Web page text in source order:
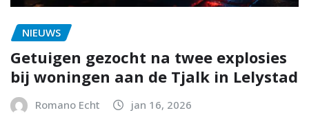
NIEUWS
Getuigen gezocht na twee explosies
bij woningen aan de Tjalk in Lelystad
Romano Echt jan 16, 2026